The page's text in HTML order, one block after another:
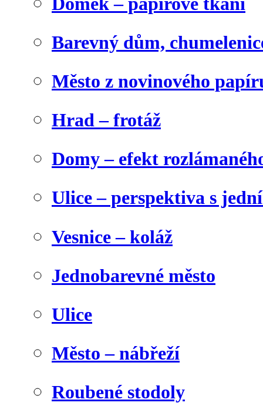
Barevný dům,
Město z novinového
Hrad – frotáž
Domy – efekt
Ulice – perspektiva s
Vesnice – koláž
Jednobarevné město
Ulice
Město – nábřeží
Roubené stodoly